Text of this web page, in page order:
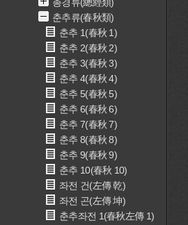
춘추류(春秋類)
춘추 1(春秋 1)
춘추 2(春秋 2)
춘추 3(春秋 3)
춘추 4(春秋 4)
춘추 5(春秋 5)
춘추 6(春秋 6)
춘추 7(春秋 7)
춘추 8(春秋 8)
춘추 9(春秋 9)
춘추 10(春秋 10)
좌전 건(左傳 乾)
좌전 곤(左傳 坤)
춘추좌전 1(春秋左傳 1)